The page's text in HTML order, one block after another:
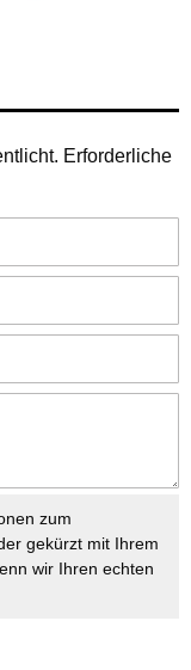
Erforderliche
zum
gekürzt mit Ihrem
wir Ihren echten